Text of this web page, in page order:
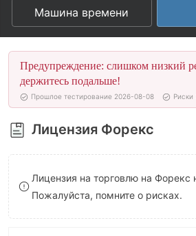
4
5
6
7
8
9
2
3
4
5
6
7
8
9
3
4
5
6
7
8
9
Машина времени
Предупреждение: слишком низкий
держитесь подальше!
Прошлое тестирование 2026-08-08 Риски
Лицензия Форекс
Лицензия на торговлю на Форекс
Пожалуйста, помните о рисках.